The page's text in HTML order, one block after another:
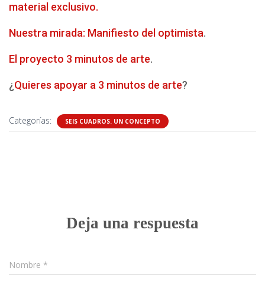
material exclusivo.
Nuestra mirada: Manifiesto del optimista.
El proyecto 3 minutos de arte.
¿Quieres apoyar a 3 minutos de arte?
Categorías: SEIS CUADROS. UN CONCEPTO
Deja una respuesta
Nombre *